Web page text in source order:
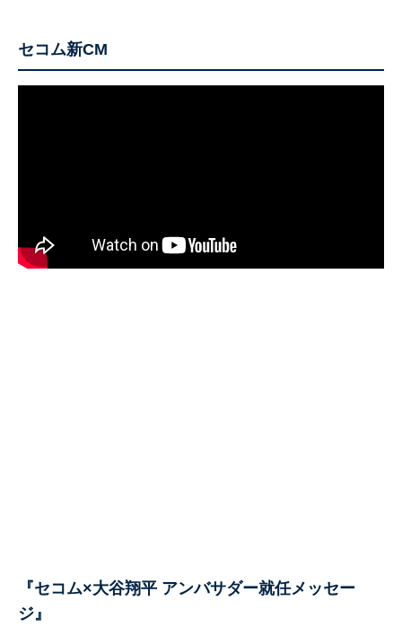
セコム新CM
『セコム×大谷翔平 アンバサダー就任メッセー
ジ』